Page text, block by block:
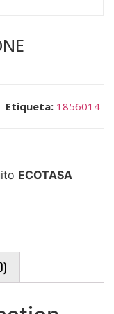
Etiqueta: 1856014
ECOTASA